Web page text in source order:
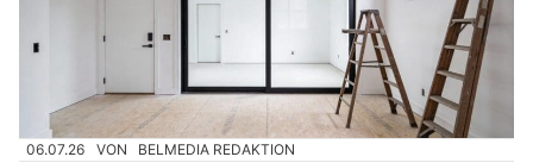
06.07.26 VON BELMEDIA REDAKTION